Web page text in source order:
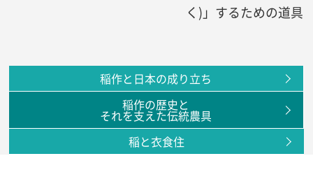
く)」するための道具
稲作と日本の成り立ち
稲作の歴史と
それを支えた伝統農具
稲と衣食住